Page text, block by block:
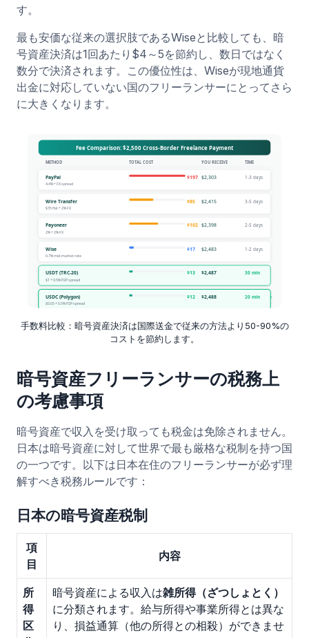
す。
最も安価な従来の選択肢であるWiseと比較しても、暗
号資産決済は1回あたり$4～5を節約し、数日ではなく
数分で決済されます。この優位性は、Wiseが現地通貨
出金に対応していない国のフリーランサーにとってさら
に大きくなります。
手数料比較：暗号資産決済は国際送金で従来の方法より50-90%の
コストを節約します。
暗号資産フリーランサーの税務上
の考慮事項
暗号資産で収入を受け取っても税金は免除されません。
日本は暗号資産に対して世界で最も厳格な税制を持つ国
の一つです。以下は日本在住のフリーランサーが必ず理
解すべき税務ルールです：
日本の暗号資産税制
項
目
内容
所
得
区
暗号資産による収入は雑所得（ざつしょとく）
に分類されます。給与所得や事業所得とは異な
り、損益通算（他の所得との相殺）ができませ